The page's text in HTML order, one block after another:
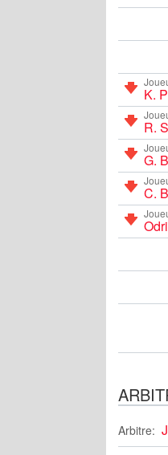
K.
R.
G.
C.
Arbitre: